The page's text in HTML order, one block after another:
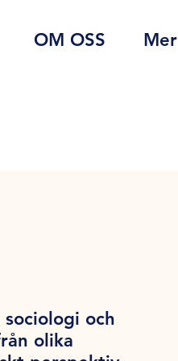
OM OSS Mer
och
olika